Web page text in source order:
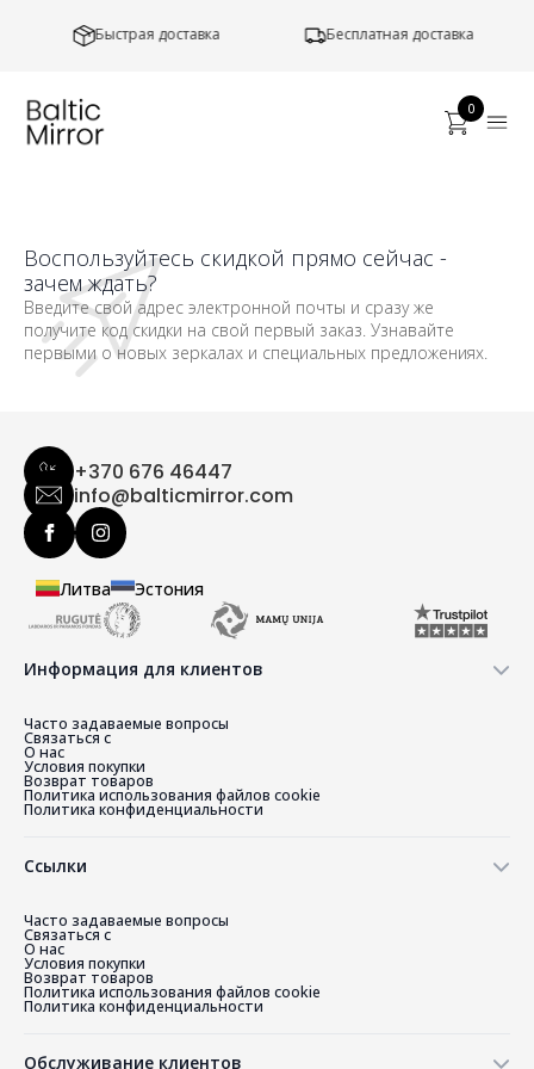
Быстрая доставка Бесплатная доставка
0
Воспользуйтесь скидкой прямо сейчас -
зачем ждать?
Введите свой адрес электронной почты и сразу же
получите код скидки на свой первый заказ. Узнавайте
первыми о новых зеркалах и специальных предложениях.
+370 676 46447
info@balticmirror.com
Литва Эстония
Информация для клиентов
Часто задаваемые вопросы
Связаться с
О нас
Условия покупки
Возврат товаров
Политика использования файлов cookie
Политика конфиденциальности
Ссылки
Часто задаваемые вопросы
Связаться с
О нас
Условия покупки
Возврат товаров
Политика использования файлов cookie
Политика конфиденциальности
Обслуживание клиентов